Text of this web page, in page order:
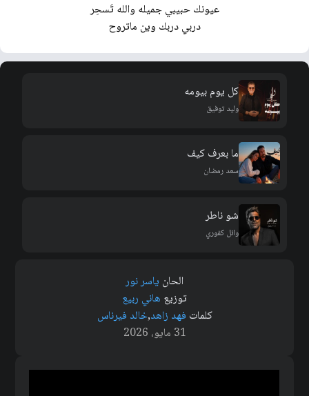
عيونك حبيبي جميله والله تَسحِر
دربي دربك وين ماتروح
كل يوم بيومه
وليد توفيق
ما بعرف كيف
سعد رمضان
شو ناطر
وائل كفوري
الحان ياسر نور
توزيع هاني ربيع
كلمات فهد زاهد,خالد فيرناس
31 مايو، 2026